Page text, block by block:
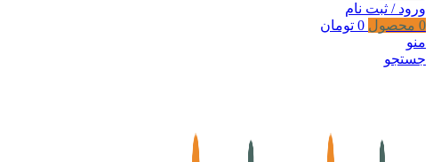
ورود / ثبت نام
0 محصول 0 تومان
منو
جستجو